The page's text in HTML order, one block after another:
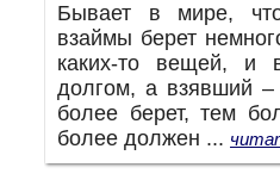
Бывает в мире,
взаймы берет
каких-то вещей, и
долгом, а взявший
более берет, тем
более должен ...